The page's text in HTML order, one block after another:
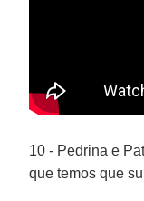
10 - Pedrina e
que temos que